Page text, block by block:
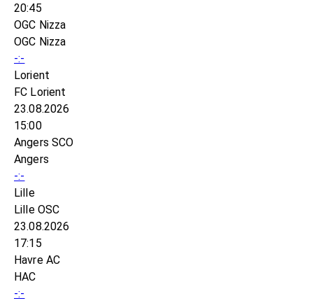
20:45
OGC Nizza
OGC Nizza
-:-
Lorient
FC Lorient
23.08.2026
15:00
Angers SCO
Angers
-:-
Lille
Lille OSC
23.08.2026
17:15
Havre AC
HAC
-:-